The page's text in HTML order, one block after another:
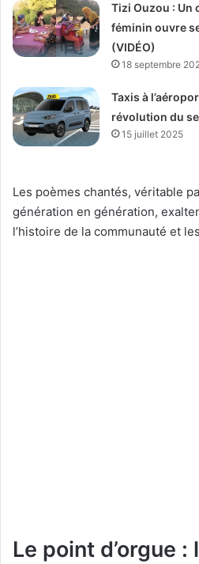
Tizi Ouzou : Un
féminin ouvre
(VIDÉO)
18 septembre
Taxis à
révolution du
15 juillet 2025
Les poèmes chantés, véritable
génération en génération,
l’histoire de la communauté et
Le point d’orgue :